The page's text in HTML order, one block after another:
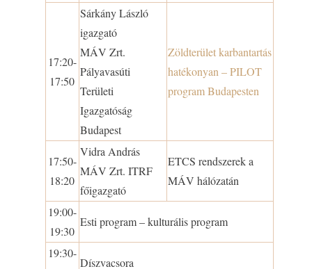
17:20-
17:50
Sárkány László
igazgató
MÁV Zrt.
Pályavasúti
Területi
Igazgatóság
Budapest
Zöldterület karbantartás
hatékonyan – PILOT
program Budapesten
17:50-
18:20
Vidra András
MÁV Zrt. ITRF
főigazgató
ETCS rendszerek a
MÁV hálózatán
19:00-
19:30
Esti program – kulturális program
19:30-
Díszvacsora